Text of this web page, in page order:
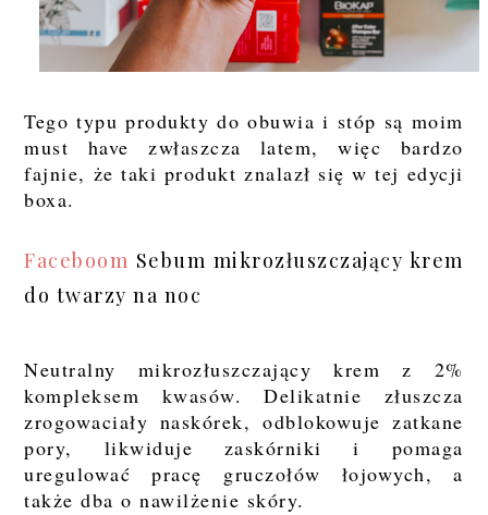
Tego typu produkty do obuwia i stóp są moim
must have zwłaszcza latem, więc bardzo
fajnie, że taki produkt znalazł się w tej edycji
boxa.
Faceboom Sebum mikrozłuszczający krem
do twarzy na noc
Neutralny mikrozłuszczający krem z 2%
kompleksem kwasów. Delikatnie złuszcza
zrogowaciały naskórek, odblokowuje zatkane
pory, likwiduje zaskórniki i pomaga
uregulować pracę gruczołów łojowych, a
także dba o nawilżenie skóry.